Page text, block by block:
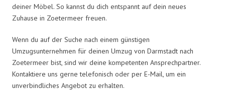
deiner Möbel. So kannst du dich entspannt auf dein neues
Zuhause in Zoetermeer freuen.
Wenn du auf der Suche nach einem günstigen
Umzugsunternehmen für deinen Umzug von Darmstadt nach
Zoetermeer bist, sind wir deine kompetenten Ansprechpartner.
Kontaktiere uns gerne telefonisch oder per E-Mail, um ein
unverbindliches Angebot zu erhalten.